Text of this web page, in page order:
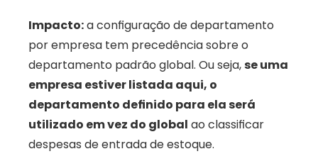
Impacto: a configuração de departamento
por empresa tem precedência sobre o
departamento padrão global. Ou seja, se uma
empresa estiver listada aqui, o
departamento definido para ela será
utilizado em vez do global ao classificar
despesas de entrada de estoque.